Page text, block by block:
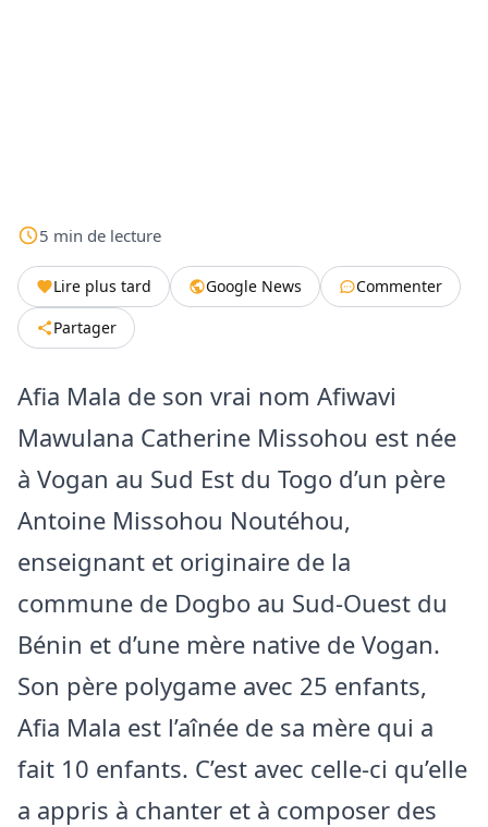
5 min de lecture
Lire plus tard Google News
Commenter
Partager
Afia Mala de son vrai nom Afiwavi
Mawulana Catherine Missohou est née
à Vogan au Sud Est du Togo d’un père
Antoine Missohou Noutéhou,
enseignant et originaire de la
commune de Dogbo au Sud-Ouest du
Bénin et d’une mère native de Vogan.
Son père polygame avec 25 enfants,
Afia Mala est l’aînée de sa mère qui a
fait 10 enfants. C’est avec celle-ci qu’elle
a appris à chanter et à composer des